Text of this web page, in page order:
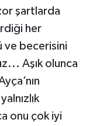
şartlarda
her
ve becerisini
Aşık olunca
onu çok iyi